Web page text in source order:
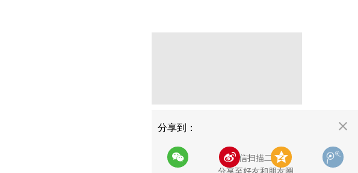
分享到：
用微信扫描二维码